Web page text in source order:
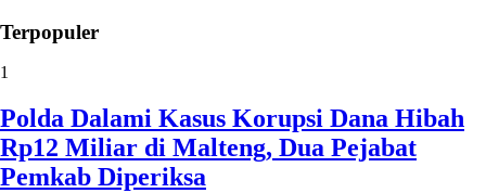
Terpopuler
1
Polda Dalami Kasus Korupsi Dana Hibah
Rp12 Miliar di Malteng, Dua Pejabat
Pemkab Diperiksa